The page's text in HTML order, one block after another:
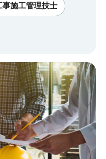
導くための注意点につ
事施工管理技士